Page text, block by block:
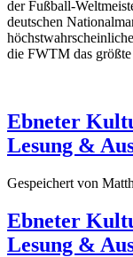
der Fußball-
deutschen
die FWTM das
Ebneter
Lesung &
Gespeichert von
Ebneter
Lesung &